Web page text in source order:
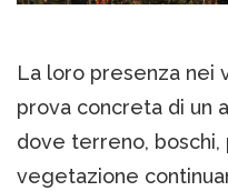
La loro presenza nei
prova concreta di un
dove terreno, boschi,
vegetazione